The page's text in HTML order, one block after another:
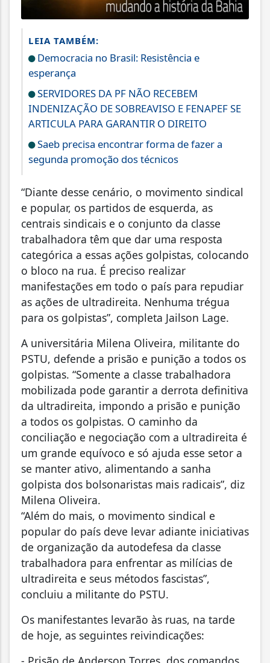
LEIA TAMBÉM:
Democracia no Brasil: Resistência e
esperança
SERVIDORES DA PF NÃO RECEBEM
INDENIZAÇÃO DE SOBREAVISO E FENAPEF SE
ARTICULA PARA GARANTIR O DIREITO
Saeb precisa encontrar forma de fazer a
segunda promoção dos técnicos
“Diante desse cenário, o movimento sindical
e popular, os partidos de esquerda, as
centrais sindicais e o conjunto da classe
trabalhadora têm que dar uma resposta
categórica a essas ações golpistas, colocando
o bloco na rua. É preciso realizar
manifestações em todo o país para repudiar
as ações de ultradireita. Nenhuma trégua
para os golpistas”, completa Jailson Lage.
A universitária Milena Oliveira, militante do
PSTU, defende a prisão e punição a todos os
golpistas. “Somente a classe trabalhadora
mobilizada pode garantir a derrota definitiva
da ultradireita, impondo a prisão e punição
a todos os golpistas. O caminho da
conciliação e negociação com a ultradireita é
um grande equívoco e só ajuda esse setor a
se manter ativo, alimentando a sanha
golpista dos bolsonaristas mais radicais”, diz
Milena Oliveira.
“Além do mais, o movimento sindical e
popular do país deve levar adiante iniciativas
de organização da autodefesa da classe
trabalhadora para enfrentar as milícias de
ultradireita e seus métodos fascistas”,
concluiu a militante do PSTU.
Os manifestantes levarão às ruas, na tarde
de hoje, as seguintes reivindicações: